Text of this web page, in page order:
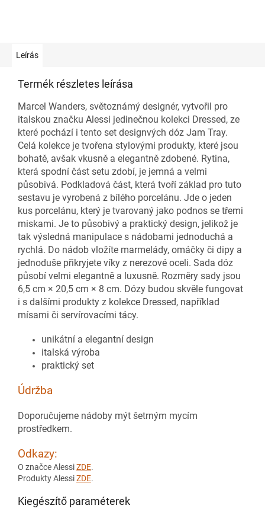
Leírás
Termék részletes leírása
Marcel Wanders, světoznámý designér, vytvořil pro
italskou značku Alessi jedinečnou kolekci Dressed, ze
které pochází i tento set designvých dóz Jam Tray.
Celá kolekce je tvořena stylovými produkty, které jsou
bohatě, avšak vkusně a elegantně zdobené. Rytina,
která spodní část setu zdobí, je jemná a velmi
působivá. Podkladová část, která tvoří základ pro tuto
sestavu je vyrobená z bílého porcelánu. Jde o jeden
kus porcelánu, který je tvarovaný jako podnos se třemi
miskami. Je to působivý a praktický design, jelikož je
tak výsledná manipulace s nádobami jednoduchá a
rychlá. Do nádob vložíte marmelády, omáčky či dipy a
jednoduše přikryjete víky z nerezové oceli. Sada dóz
působí velmi elegantně a luxusně. Rozměry sady jsou
6,5 cm × 20,5 cm × 8 cm. Dózy budou skvěle fungovat
i s dalšími produkty z kolekce Dressed, například
mísami či servírovacími tácy.
unikátní a elegantní design
italská výroba
praktický set
Údržba
Doporučujeme nádoby mýt šetrným mycím
prostředkem.
Odkazy:
O značce AlessiZDE.
Produkty AlessiZDE.
Kiegészítő paraméterek